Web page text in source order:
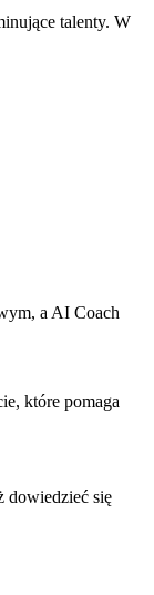
talenty. W
a AI Coach
które pomaga
dowiedzieć się